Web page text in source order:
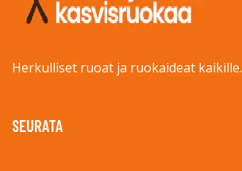
Herkulliset ruoat ja ruokaideat kaikille.
SEURATA